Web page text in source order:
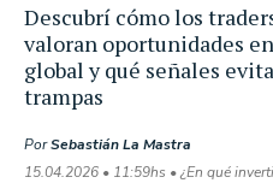
Descubrí cómo los
valoran oportunidades
global y qué señales
trampas
PorSebastián La Mastra
15.04.2026 • 11:59hs • ¿En qué